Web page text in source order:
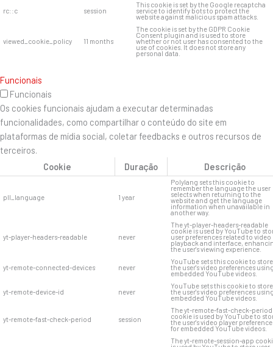
rc::c session
This cookie is set by the Google recaptcha
service to identify bots to protect the
website against malicious spam attacks.
viewed_cookie_policy 11 months
The cookie is set by the GDPR Cookie
Consent plugin and is used to store
whether or not user has consented to the
use of cookies. It does not store any
personal data.
Funcionais
Funcionais
Os cookies funcionais ajudam a executar determinadas
funcionalidades, como compartilhar o conteúdo do site em
plataformas de mídia social, coletar feedbacks e outros recursos de
terceiros.
Cookie
Duração Descrição
pll_language 1 year
Polylang sets this cookie to
remember the language the user
selects when returning to the
website and get the language
information when unavailable in
another way.
yt-player-headers-readable never
The yt-player-headers-readable
cookie is used by YouTube to
user preferences related to video
playback and interface,
the user's viewing experience.
yt-remote-connected-devices never
YouTube sets this cookie to store
the user's video preferences
embedded YouTube videos.
yt-remote-device-id never
YouTube sets this cookie to store
the user's video preferences
embedded YouTube videos.
yt-remote-fast-check-period session
The yt-remote-fast-check-period
cookie is used by YouTube to
the user's video player
for embedded YouTube videos.
The yt-remote-session-app